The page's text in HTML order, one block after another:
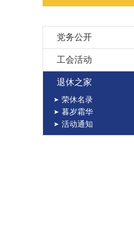
党务公开
工会活动
退休之家
荣休名录
暮岁霜华
活动通知